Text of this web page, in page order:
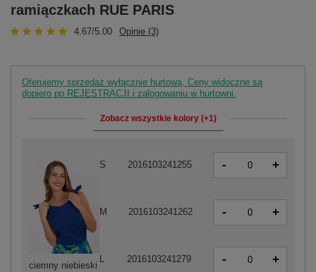
ramiączkach RUE PARIS
4.67/5.00 Opinie (3)
Oferujemy sprzedaż wyłącznie hurtową. Ceny widoczne są
dopiero po REJESTRACJI i zalogowaniu w hurtowni.
Zobacz wszystkie kolory (+1)
ciemny niebieski
S 2016103241255 - +
M 2016103241262 - +
L 2016103241279 - +